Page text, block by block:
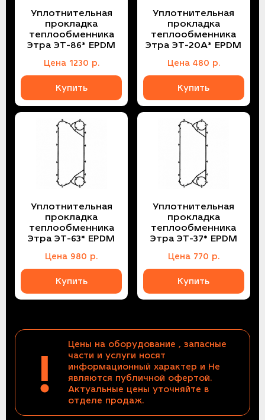
Уплотнительная
прокладка
теплообменника
Этра ЭТ-86* EPDM
Цена 1230 р.
Купить
Уплотнительная
прокладка
теплообменника
Этра ЭТ-20A* EPDM
Цена 480 р.
Купить
Уплотнительная
прокладка
теплообменника
Этра ЭТ-63* EPDM
Цена 980 р.
Купить
Уплотнительная
прокладка
теплообменника
Этра ЭТ-37* EPDM
Цена 770 р.
Купить
!
Цены на оборудование , запасные
части и услуги носят
информационный характер и Не
являются публичной офертой.
Актуальные цены уточняйте в
отделе продаж.